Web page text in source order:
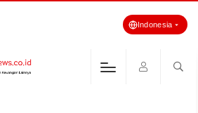
Indonesia